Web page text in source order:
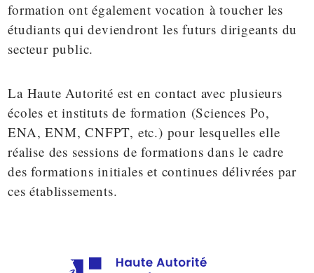
formation ont également vocation à toucher les
étudiants qui deviendront les futurs dirigeants du
secteur public.
La Haute Autorité est en contact avec plusieurs
écoles et instituts de formation (Sciences Po,
ENA, ENM, CNFPT, etc.) pour lesquelles elle
réalise des sessions de formations dans le cadre
des formations initiales et continues délivrées par
ces établissements.